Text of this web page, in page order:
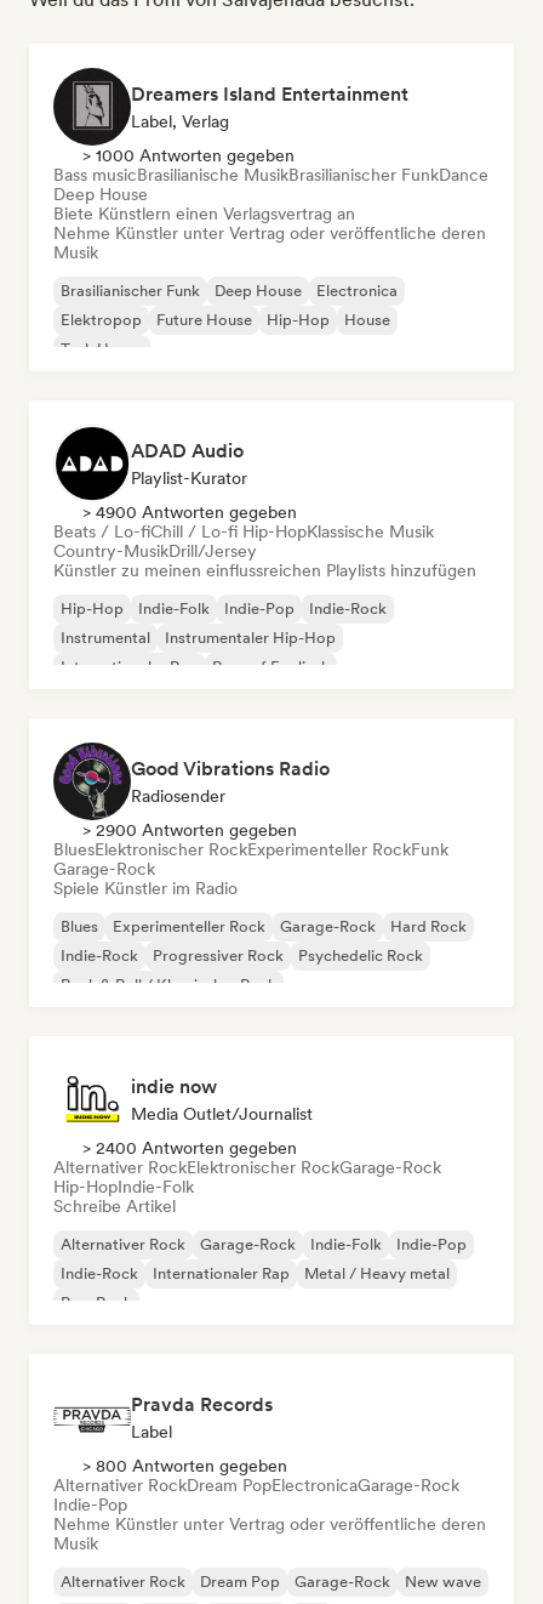
Dreamers Island Entertainment
Label, Verlag
> 1000 Antworten gegeben
Bass musicBrasilianische MusikBrasilianischer FunkDance
Deep House
Biete Künstlern einen Verlagsvertrag an
Nehme Künstler unter Vertrag oder veröffentliche deren
Musik
Brasilianischer Funk Deep House
Electronica
Elektropop
Future House Hip-Hop
House
Tech House
ADAD Audio
Playlist-Kurator
> 4900 Antworten gegeben
Beats / Lo-fiChill / Lo-fi Hip-HopKlassische Musik
Country-MusikDrill/Jersey
Künstler zu meinen einflussreichen Playlists hinzufügen
Hip-Hop Indie-Folk Indie-Pop
Indie-Rock
Instrumental
Instrumentaler Hip-Hop
Internationaler Rap
Rap auf Englisch
Good Vibrations Radio
Radiosender
> 2900 Antworten gegeben
BluesElektronischer RockExperimenteller RockFunk
Garage-Rock
Spiele Künstler im Radio
Blues Experimenteller Rock Garage-Rock
Hard Rock
Indie-Rock
Progressiver Rock
Psychedelic Rock
Rock & Roll / Klassischer Rock
indie now
Media Outlet/Journalist
> 2400 Antworten gegeben
Alternativer RockElektronischer RockGarage-Rock
Hip-HopIndie-Folk
Schreibe Artikel
Alternativer Rock Garage-Rock Indie-Folk
Indie-Pop
Indie-Rock
Internationaler Rap
Metal / Heavy metal
Pop-Rock
Pravda Records
Label
> 800 Antworten gegeben
Alternativer RockDream PopElectronicaGarage-Rock
Indie-Pop
Nehme Künstler unter Vertrag oder veröffentliche deren
Musik
Alternativer Rock Dream Pop Garage-Rock
New wave